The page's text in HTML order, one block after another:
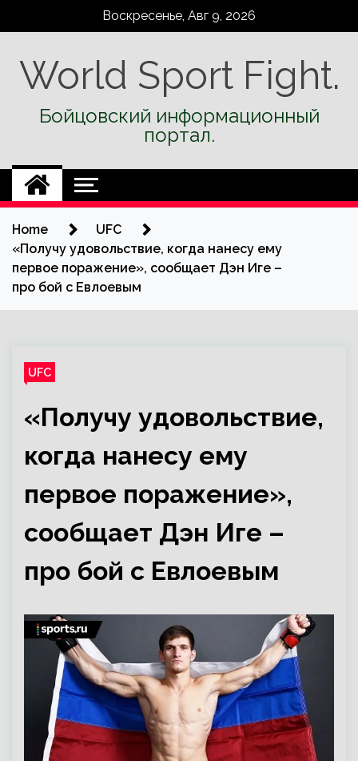
Воскресенье, Авг 9, 2026
World Sport Fight.
Бойцовский информационный
портал.
Home
UFC
«Получу удовольствие, когда нанесу ему
первое поражение», сообщает Дэн Иге –
про бой с Евлоевым
UFC
«Получу удовольствие,
когда нанесу ему
первое поражение»,
сообщает Дэн Иге –
про бой с Евлоевым